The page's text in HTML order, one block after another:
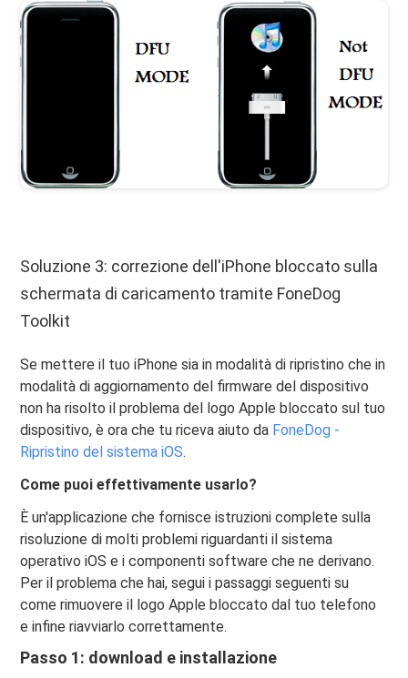
Soluzione 3: correzione dell'iPhone bloccato sulla
schermata di caricamento tramite FoneDog
Toolkit
Se mettere il tuo iPhone sia in modalità di ripristino che in
modalità di aggiornamento del firmware del dispositivo
non ha risolto il problema del logo Apple bloccato sul tuo
dispositivo, è ora che tu riceva aiuto da FoneDog -
Ripristino del sistema iOS.
Come puoi effettivamente usarlo?
È un'applicazione che fornisce istruzioni complete sulla
risoluzione di molti problemi riguardanti il ​​sistema
operativo iOS e i componenti software che ne derivano.
Per il problema che hai, segui i passaggi seguenti su
come rimuovere il logo Apple bloccato dal tuo telefono
e infine riavviarlo correttamente.
Passo 1: download e installazione